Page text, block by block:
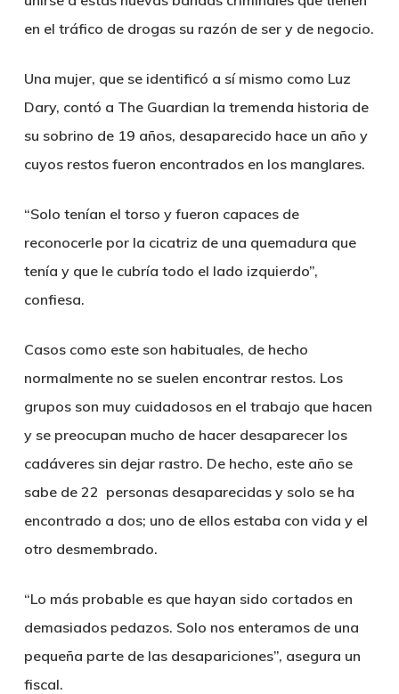
en el tráfico de drogas su razón de ser y de negocio.
Una mujer, que se identificó a sí mismo como Luz
Dary, contó a The Guardian la tremenda historia de
su sobrino de 19 años, desaparecido hace un año y
cuyos restos fueron encontrados en los manglares.
“Solo tenían el torso y fueron capaces de
reconocerle por la cicatriz de una quemadura que
tenía y que le cubría todo el lado izquierdo”,
confiesa.
Casos como este son habituales, de hecho
normalmente no se suelen encontrar restos. Los
grupos son muy cuidadosos en el trabajo que hacen
y se preocupan mucho de hacer desaparecer los
cadáveres sin dejar rastro. De hecho, este año se
sabe de 22 personas desaparecidas y solo se ha
encontrado a dos; uno de ellos estaba con vida y el
otro desmembrado.
“Lo más probable es que hayan sido cortados en
demasiados pedazos. Solo nos enteramos de una
pequeña parte de las desapariciones”, asegura un
fiscal.